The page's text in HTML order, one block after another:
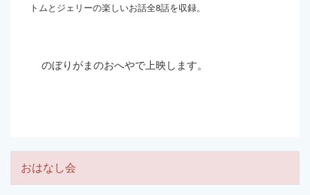
トムとジェリーの楽しいお話全8話を収録。
のぼりがまのおへやで上映します。
おはなし会